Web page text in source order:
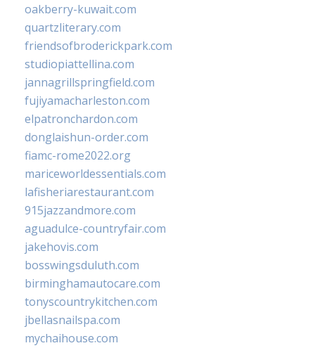
oakberry-kuwait.com
quartzliterary.com
friendsofbroderickpark.com
studiopiattellina.com
jannagrillspringfield.com
fujiyamacharleston.com
elpatronchardon.com
donglaishun-order.com
fiamc-rome2022.org
mariceworldessentials.com
lafisheriarestaurant.com
915jazzandmore.com
aguadulce-countryfair.com
jakehovis.com
bosswingsduluth.com
birminghamautocare.com
tonyscountrykitchen.com
jbellasnailspa.com
mychaihouse.com